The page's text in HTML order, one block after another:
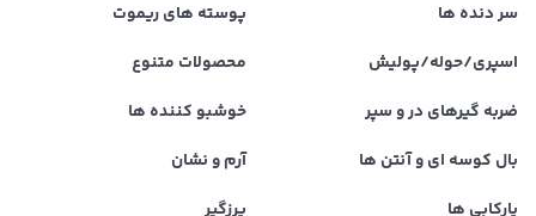
سر دنده ها
پوسته های ریموت
اسپری/حوله/پولیش
محصولات متنوع
ضربه گیرهای در و سپر
خوشبو کننده ها
بال کوسه ای و آنتن ها
آرم و نشان
پارکابی ها
پرزگیر